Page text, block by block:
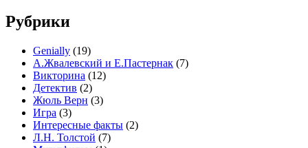
Рубрики
Genially (19)
А.Жвалевский и Е.Пастернак (7)
Викторина (12)
Детектив (2)
Жюль Верн (3)
Игра (3)
Интересные факты (2)
Л.Н. Толстой (7)